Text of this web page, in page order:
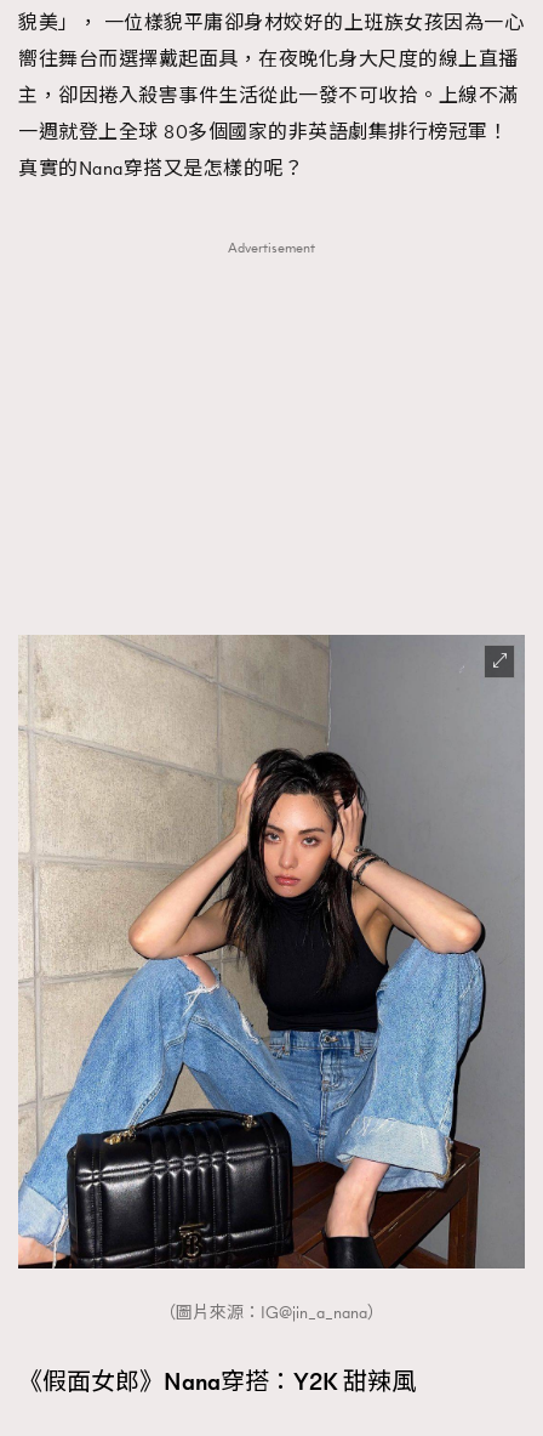
貌美」， 一位樣貌平庸卻身材姣好的上班族女孩因為一心
嚮往舞台而選擇戴起面具，在夜晚化身大尺度的線上直播
主，卻因捲入殺害事件生活從此一發不可收拾。上線不滿
一週就登上全球 80多個國家的非英語劇集排行榜冠軍！
真實的Nana穿搭又是怎樣的呢？
Advertisement
（圖片來源：IG@jin_a_nana）
《假面女郎》Nana穿搭：Y2K 甜辣風